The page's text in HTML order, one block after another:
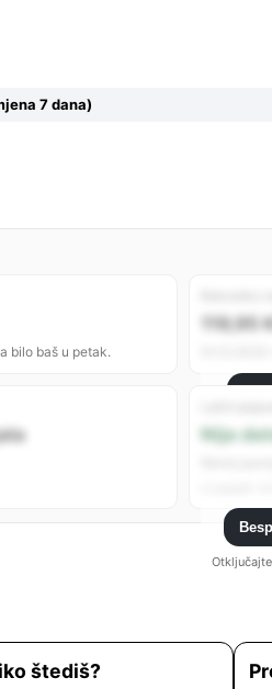
7 dana)
bilo baš u petak.
119,95
Nije
štediš?